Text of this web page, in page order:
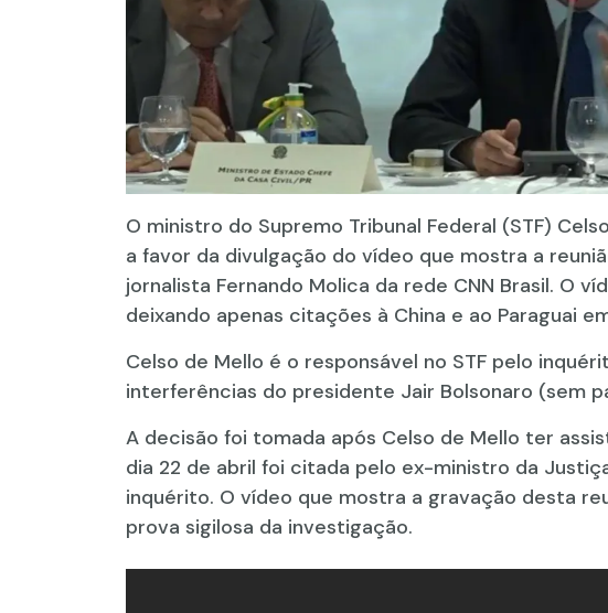
O ministro do Supremo Tribunal Federal (STF)
a favor da divulgação do vídeo que mostra a
jornalista Fernando Molica da rede CNN Brasil. O
deixando apenas citações à China e ao Paraguai
Celso de Mello é o responsável no STF pelo
interferências do presidente Jair Bolsonaro (sem
A decisão foi tomada após Celso de Mello ter
dia 22 de abril foi citada pelo ex-ministro da
inquérito. O vídeo que mostra a gravação desta
prova sigilosa da investigação.